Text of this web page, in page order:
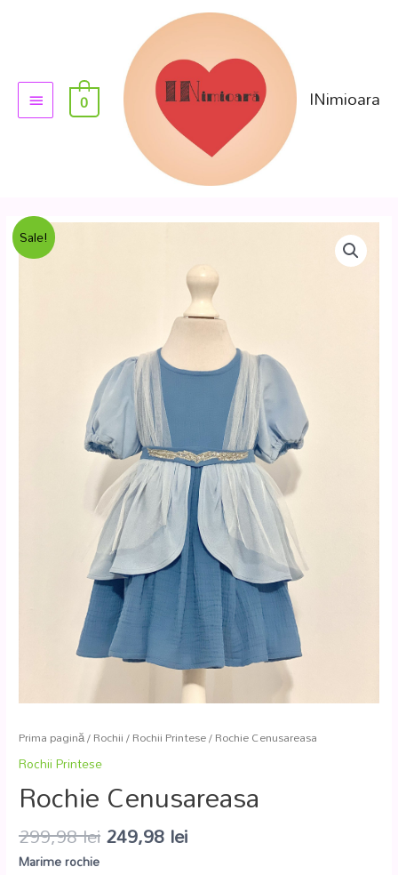
INimioara
0
Sale!
Prima pagină/Rochii/Rochii Printese/ Rochie Cenusareasa
Rochii Printese
Rochie Cenusareasa
299,98lei249,98 lei
Marime rochie